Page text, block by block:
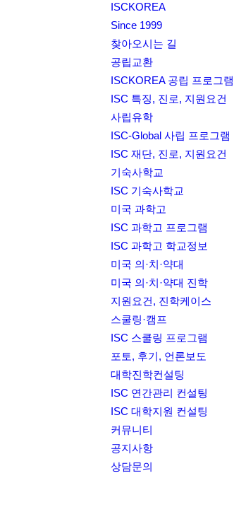
ISCKOREA
Since 1999
찾아오시는 길
공립교환
ISCKOREA 공립 프로그램
ISC 특징, 진로, 지원요건
사립유학
ISC-Global 사립 프로그램
ISC 재단, 진로, 지원요건
기숙사학교
ISC 기숙사학교
미국 과학고
ISC 과학고 프로그램
ISC 과학고 학교정보
미국 의·치·약대
미국 의·치·약대 진학
지원요건, 진학케이스
스쿨링·캠프
ISC 스쿨링 프로그램
포토, 후기, 언론보도
대학진학컨설팅
ISC 연간관리 컨설팅
ISC 대학지원 컨설팅
커뮤니티
공지사항
상담문의